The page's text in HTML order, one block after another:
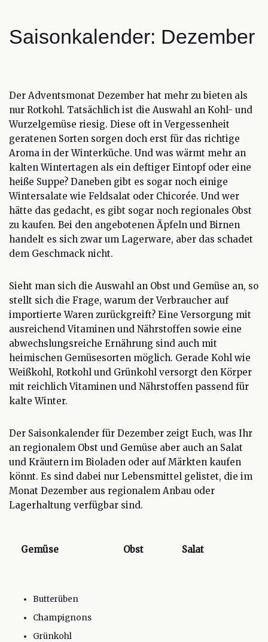
Saisonkalender: Dezember
Der Adventsmonat Dezember hat mehr zu bieten als
nur Rotkohl. Tatsächlich ist die Auswahl an Kohl- und
Wurzelgemüse riesig. Diese oft in Vergessenheit
geratenen Sorten sorgen doch erst für das richtige
Aroma in der Winterküche. Und was wärmt mehr an
kalten Wintertagen als ein deftiger Eintopf oder eine
heiße Suppe? Daneben gibt es sogar noch einige
Wintersalate wie Feldsalat oder Chicorée. Und wer
hätte das gedacht, es gibt sogar noch regionales Obst
zu kaufen. Bei den angebotenen Äpfeln und Birnen
handelt es sich zwar um Lagerware, aber das schadet
dem Geschmack nicht.
Sieht man sich die Auswahl an Obst und Gemüse an, so
stellt sich die Frage, warum der Verbraucher auf
importierte Waren zurückgreift? Eine Versorgung mit
ausreichend Vitaminen und Nährstoffen sowie eine
abwechslungsreiche Ernährung sind auch mit
heimischen Gemüsesorten möglich. Gerade Kohl wie
Weißkohl, Rotkohl und Grünkohl versorgt den Körper
mit reichlich Vitaminen und Nährstoffen passend für
kalte Winter.
Der Saisonkalender für Dezember zeigt Euch, was Ihr
an regionalem Obst und Gemüse aber auch an Salat
und Kräutern im Bioladen oder auf Märkten kaufen
könnt. Es sind dabei nur Lebensmittel gelistet, die im
Monat Dezember aus regionalem Anbau oder
Lagerhaltung verfügbar sind.
Gemüse Obst Salat
Butterüben
Champignons
Grünkohl